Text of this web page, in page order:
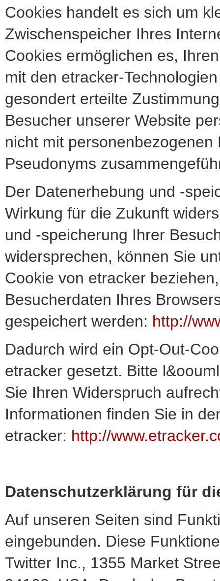
Cookies handelt es sich um
Zwischenspeicher Ihres
Cookies ermöglichen es,
mit den etracker-
gesondert erteilte
Besucher unserer Website
nicht mit
Pseudonyms
Der Datenerhebung und -
Wirkung für die Zukunft
und -speicherung Ihrer
widersprechen, können Sie
Cookie von etracker
Besucherdaten Ihres
gespeichert werden: http://
Dadurch wird ein Opt-Out-
etracker gesetzt. Bitte
Sie Ihren Widerspruch
Informationen finden Sie in
etracker: http://
Datenschutzerklärung für
Auf unseren Seiten sind
eingebunden. Diese
Twitter Inc., 1355 Market